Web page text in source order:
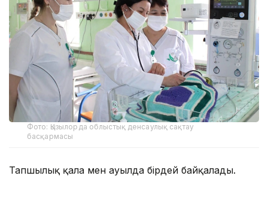
Фото: Қызылорда облыстық денсаулық сақтау
басқармасы
Тапшылық қала мен ауылда бірдей байқалады.